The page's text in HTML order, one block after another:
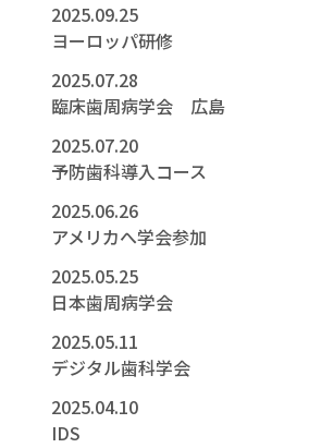
2025.09.25
ヨーロッパ研修
2025.07.28
臨床歯周病学会 広島
2025.07.20
予防歯科導入コース
2025.06.26
アメリカへ学会参加
2025.05.25
日本歯周病学会
2025.05.11
デジタル歯科学会
2025.04.10
IDS